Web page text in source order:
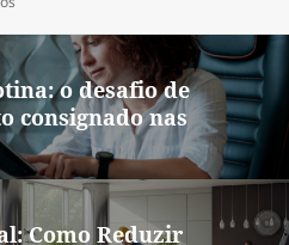
o desafio de
consignado nas
Como Reduzir